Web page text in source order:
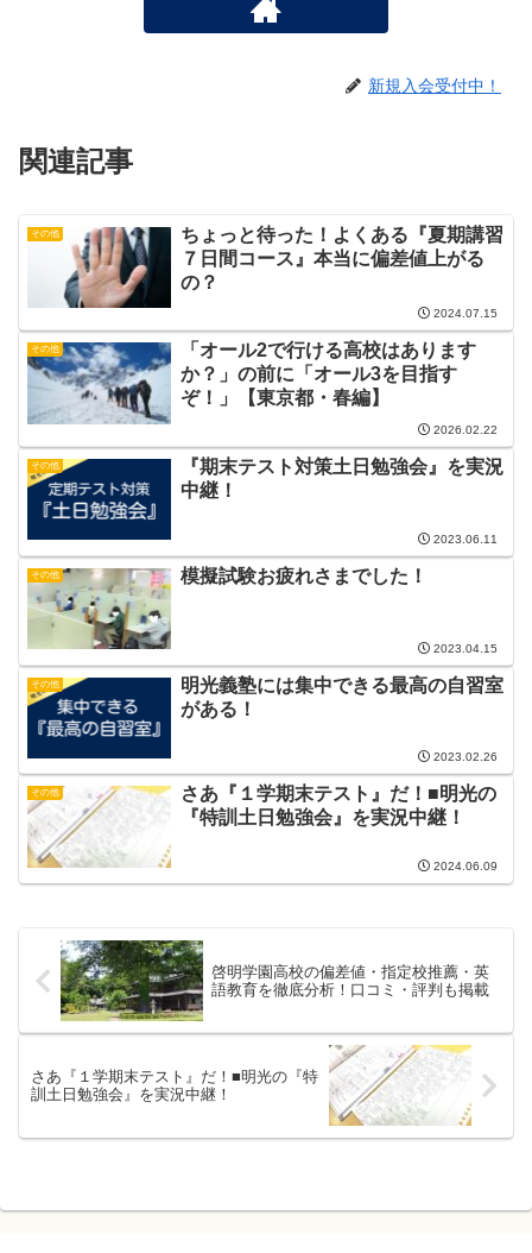
新規入会受付中！
関連記事
その他
ちょっと待った！よくある『夏期講習
７日間コース』本当に偏差値上がる
の？
2024.07.15
その他
「オール2で行ける高校はあります
か？」の前に「オール3を目指す
ぞ！」【東京都・春編】
2026.02.22
その他
『期末テスト対策土日勉強会』を実況
中継！
2023.06.11
その他 模擬試験お疲れさまでした！
2023.04.15
その他
明光義塾には集中できる最高の自習室
がある！
2023.02.26
その他
さあ『１学期末テスト』だ！■明光の
『特訓土日勉強会』を実況中継！
2024.06.09
啓明学園高校の偏差値・指定校推薦・英
語教育を徹底分析！口コミ・評判も掲載
さあ『１学期末テスト』だ！■明光の『特
訓土日勉強会』を実況中継！